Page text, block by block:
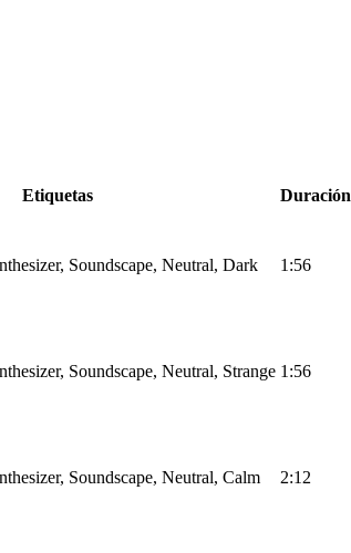
Etiquetas Duración
Soundscape, Neutral, Dark 1:56
Soundscape, Neutral, Strange 1:56
Soundscape, Neutral, Calm 2:12